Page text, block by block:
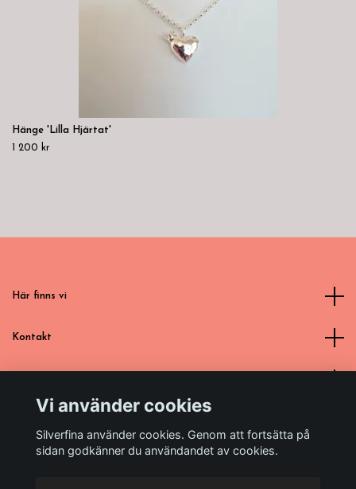
Hänge 'Lilla Hjärtat'
1 200 kr
Här finns vi
Kontakt
Vi använder cookies
Silverfina använder cookies. Genom att fortsätta på
sidan godkänner du användandet av cookies.